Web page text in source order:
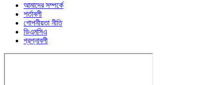
আমাদের সম্পর্কে
শর্তাবলী
গোপনীয়তা নীতি
ডিএমসিএ
প্রশ্নাবলী